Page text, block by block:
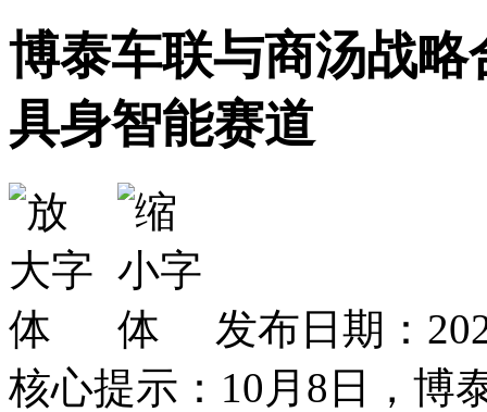
博泰车联与商汤战
具身智能赛道
发布日期：
核心提示：10月8日，博